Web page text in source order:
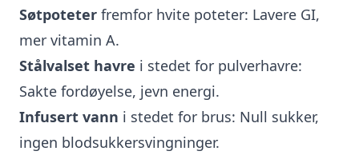
Søtpoteter fremfor hvite poteter: Lavere GI,
mer vitamin A.
Stålvalset havre i stedet for pulverhavre:
Sakte fordøyelse, jevn energi.
Infusert vann i stedet for brus: Null sukker,
ingen blodsukkersvingninger.